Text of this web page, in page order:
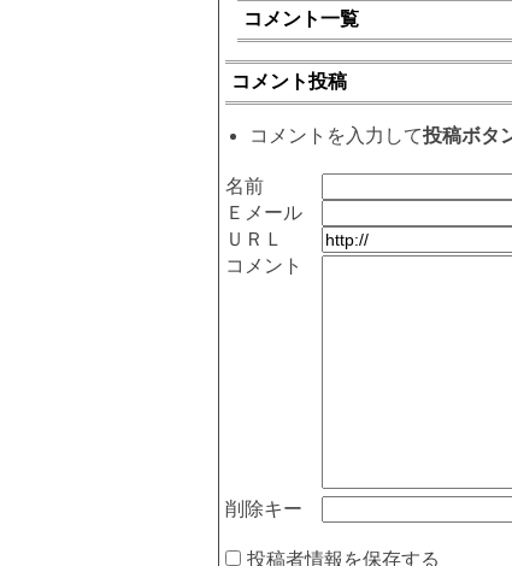
コメント一覧
コメント投稿
コメントを入力して投稿ボタ
名前
Ｅメール
ＵＲＬ
コメント
削除キー
投稿者情報を保存する